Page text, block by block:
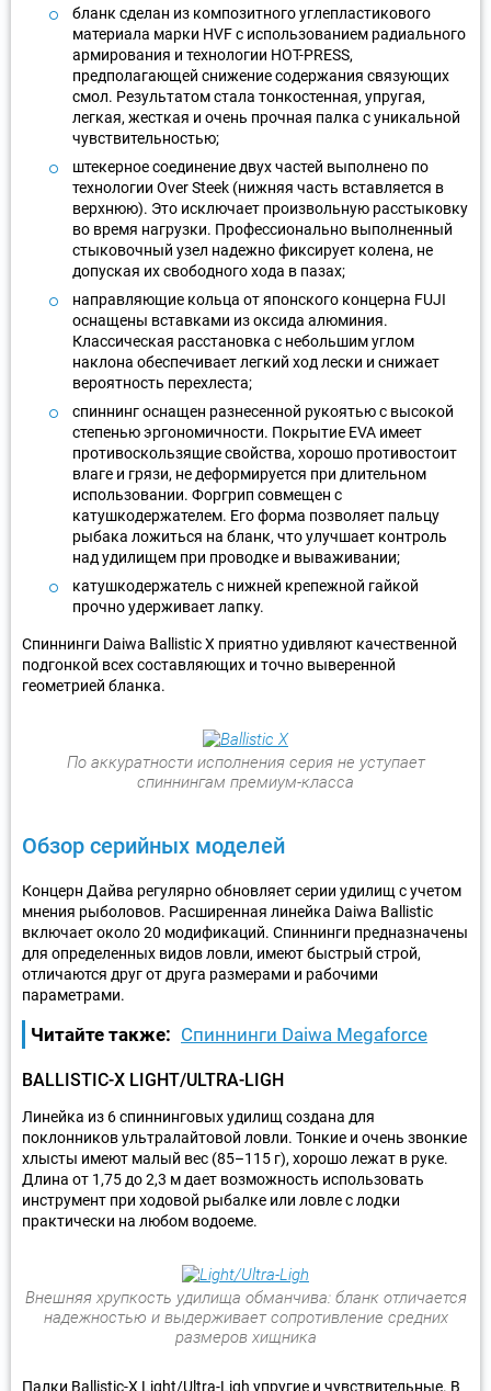
бланк сделан из композитного углепластикового
материала марки HVF с использованием радиального
армирования и технологии HOT-PRESS,
предполагающей снижение содержания связующих
смол. Результатом стала тонкостенная, упругая,
легкая, жесткая и очень прочная палка с уникальной
чувствительностью;
штекерное соединение двух частей выполнено по
технологии Over Steek (нижняя часть вставляется в
верхнюю). Это исключает произвольную расстыковку
во время нагрузки. Профессионально выполненный
стыковочный узел надежно фиксирует колена, не
допуская их свободного хода в пазах;
направляющие кольца от японского концерна FUJI
оснащены вставками из оксида алюминия.
Классическая расстановка с небольшим углом
наклона обеспечивает легкий ход лески и снижает
вероятность перехлеста;
спиннинг оснащен разнесенной рукоятью с высокой
степенью эргономичности. Покрытие EVA имеет
противоскользящие свойства, хорошо противостоит
влаге и грязи, не деформируется при длительном
использовании. Форгрип совмещен с
катушкодержателем. Его форма позволяет пальцу
рыбака ложиться на бланк, что улучшает контроль
над удилищем при проводке и вываживании;
катушкодержатель с нижней крепежной гайкой
прочно удерживает лапку.
Спиннинги Daiwa Ballistic X приятно удивляют качественной
подгонкой всех составляющих и точно выверенной
геометрией бланка.
По аккуратности исполнения серия не уступает
спиннингам премиум-класса
Обзор серийных моделей
Концерн Дайва регулярно обновляет серии удилищ с учетом
мнения рыболовов. Расширенная линейка Daiwa Ballistic
включает около 20 модификаций. Спиннинги предназначены
для определенных видов ловли, имеют быстрый строй,
отличаются друг от друга размерами и рабочими
параметрами.
Читайте также: Спиннинги Daiwa Megaforce
BALLISTIC-X LIGHT/ULTRA-LIGH
Линейка из 6 спиннинговых удилищ создана для
поклонников ультралайтовой ловли. Тонкие и очень звонкие
хлысты имеют малый вес (85–115 г), хорошо лежат в руке.
Длина от 1,75 до 2,3 м дает возможность использовать
инструмент при ходовой рыбалке или ловле с лодки
практически на любом водоеме.
Внешняя хрупкость удилища обманчива: бланк отличается
надежностью и выдерживает сопротивление средних
размеров хищника
Палки Ballistic-X Light/Ultra-Ligh упругие и чувствительные. В